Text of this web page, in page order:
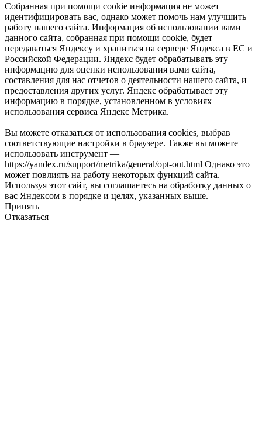
Собранная при помощи cookie информация не может
идентифицировать вас, однако может помочь нам улучшить
работу нашего сайта. Информация об использовании вами
данного сайта, собранная при помощи cookie, будет
передаваться Яндексу и храниться на сервере Яндекса в ЕС и
Российской Федерации. Яндекс будет обрабатывать эту
информацию для оценки использования вами сайта,
составления для нас отчетов о деятельности нашего сайта, и
предоставления других услуг. Яндекс обрабатывает эту
информацию в порядке, установленном в условиях
использования сервиса Яндекс Метрика.
Вы можете отказаться от использования cookies, выбрав
соответствующие настройки в браузере. Также вы можете
использовать инструмент —
https://yandex.ru/support/metrika/general/opt-out.html Однако это
может повлиять на работу некоторых функций сайта.
Используя этот сайт, вы соглашаетесь на обработку данных о
вас Яндексом в порядке и целях, указанных выше.
Принять
Отказаться